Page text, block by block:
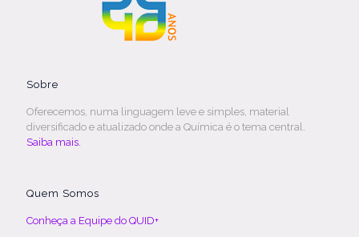
Sobre
Oferecemos, numa linguagem leve e simples, material
diversificado e atualizado onde a Química é o tema central.
Saiba mais.
Quem Somos
Conheça a Equipe do QUID+